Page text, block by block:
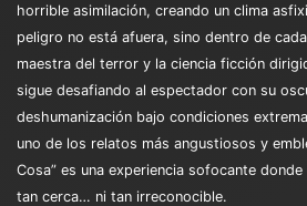
horrible asimilación, creando un clima
peligro no está afuera, sino dentro de
maestra del terror y la ciencia ficción
sigue desafiando al espectador con su
deshumanización bajo condiciones
uno de los relatos más angustiosos y
Cosa” es una experiencia sofocante
tan cerca… ni tan irreconocible.